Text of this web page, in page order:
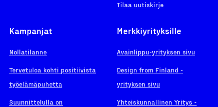
Tilaa uutiskirje
Kampanjat
Nollatilanne
Tervetuloa kohti positiivista
työelämäpuhetta
Suunnittelulla on
Merkkiyrityksille
Avainlippu-yrityksen sivu
Design from Finland -
yrityksen sivu
Yhteiskunnallinen Yritys -